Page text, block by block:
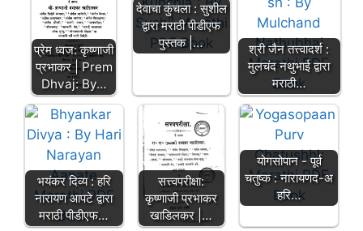
प्रेम ध्वज: कृष्णाजी
प्रभाकर | Prem
Dhvaj: By…
देवाचा कुंचला : सुशील
द्वारा मराठी पीडीएफ
पुस्तक |…
श्री जैन तत्त्वादर्श :
मुलचंद नथुभाई द्वारा
मराठी…
भयंकर दिव्य : हरि
नारायण आपटे द्वारा
मराठी पीडीएफ…
सत्त्वपरीक्षा:
कृष्णाजी प्रभाकर
खाडिलकर |…
योगसोपान - पूर्व
चतुष्क : नारायणद-अ
हरि…